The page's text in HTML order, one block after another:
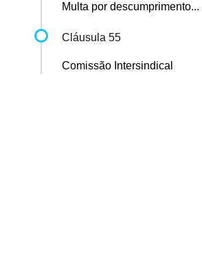
Multa por descumprimento...
Cláusula 55
Comissão Intersindical